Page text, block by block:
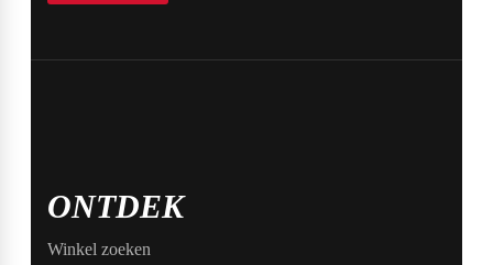
ONTDEK
Winkel zoeken